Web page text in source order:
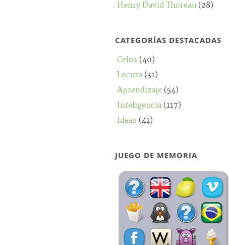
Henry David Thoreau (28)
CATEGORÍAS DESTACADAS
Celos (40)
Locura (31)
Aprendizaje (54)
Inteligencia (117)
Ideas (41)
JUEGO DE MEMORIA